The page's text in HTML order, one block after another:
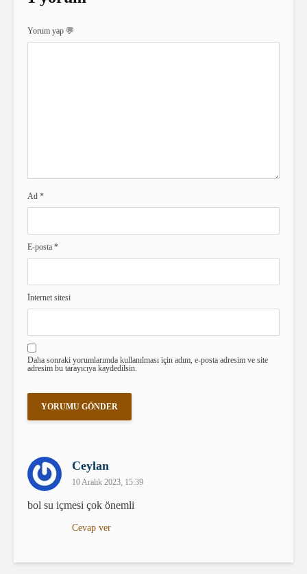
Yorum yap 💬
Ad *
E-posta *
İnternet sitesi
Daha sonraki yorumlarımda kullanılması için adım, e-posta adresim ve site
adresim bu tarayıcıya kaydedilsin.
Ceylan
10 Aralık 2023, 15:39
bol su içmesi çok önemli
Cevap ver